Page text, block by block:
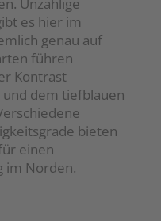
Unzählige
es hier im
genau auf
führen
Kontrast
dem tiefblauen
bieten
einen
im Norden.